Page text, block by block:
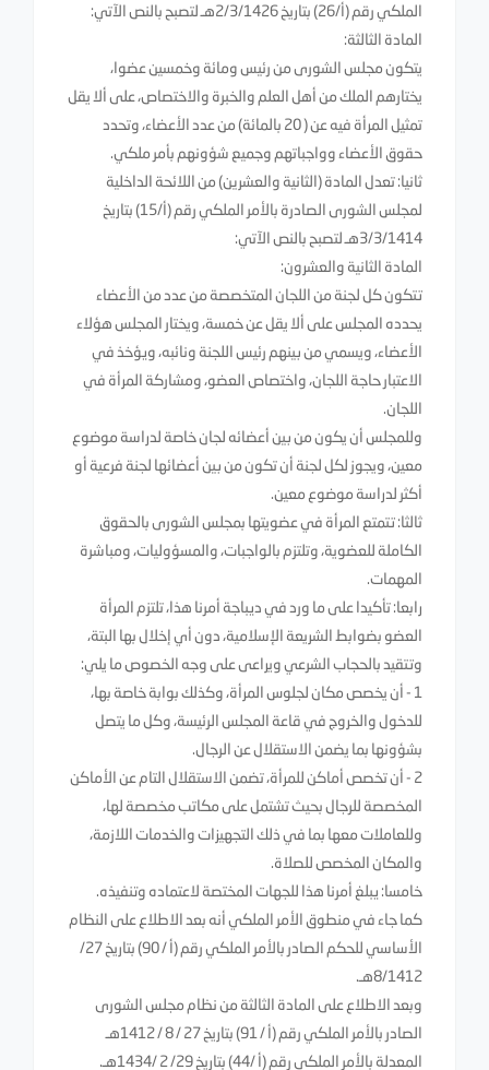
الملكي رقم (أ/26) بتاريخ 2/3/1426هـ لتصبح بالنص الآتي:
المادة الثالثة:
يتكون مجلس الشورى من رئيس ومائة وخمسين عضوا،
يختارهم الملك من أهل العلم والخبرة والاختصاص، على ألا يقل
تمثيل المرأة فيه عن ( 20 بالمائة) من عدد الأعضاء، وتحدد
حقوق الأعضاء وواجباتهم وجميع شؤونهم بأمر ملكي.
ثانيا: تعدل المادة (الثانية والعشرين) من اللائحة الداخلية
لمجلس الشورى الصادرة بالأمر الملكي رقم (أ/15) بتاريخ
3/3/1414هـ لتصبح بالنص الآتي:
المادة الثانية والعشرون:
تتكون كل لجنة من اللجان المتخصصة من عدد من الأعضاء
يحدده المجلس على ألا يقل عن خمسة، ويختار المجلس هؤلاء
الأعضاء، ويسمي من بينهم رئيس اللجنة ونائبه، ويؤخذ في
الاعتبار حاجة اللجان، واختصاص العضو، ومشاركة المرأة في
اللجان.
وللمجلس أن يكون من بين أعضائه لجان خاصة لدراسة موضوع
معين، ويجوز لكل لجنة أن تكون من بين أعضائها لجنة فرعية أو
أكثر لدراسة موضوع معين.
ثالثا: تتمتع المرأة في عضويتها بمجلس الشورى بالحقوق
الكاملة للعضوية، وتلتزم بالواجبات، والمسؤوليات، ومباشرة
المهمات.
رابعا: تأكيدا على ما ورد في ديباجة أمرنا هذا، تلتزم المرأة
العضو بضوابط الشريعة الإسلامية، دون أي إخلال بها البتة،
وتتقيد بالحجاب الشرعي ويراعى على وجه الخصوص ما يلي:
1 - أن يخصص مكان لجلوس المرأة، وكذلك بوابة خاصة بها،
للدخول والخروج في قاعة المجلس الرئيسة، وكل ما يتصل
بشؤونها بما يضمن الاستقلال عن الرجال.
2 - أن تخصص أماكن للمرأة، تضمن الاستقلال التام عن الأماكن
المخصصة للرجال بحيث تشتمل على مكاتب مخصصة لها،
وللعاملات معها بما في ذلك التجهيزات والخدمات اللازمة،
والمكان المخصص للصلاة.
خامسا: يبلغ أمرنا هذا للجهات المختصة لاعتماده وتنفيذه.
كما جاء في منطوق الأمر الملكي أنه بعد الاطلاع على النظام
الأساسي للحكم الصادر بالأمر الملكي رقم (أ / 90) بتاريخ 27/
8/1412هـ.
وبعد الاطلاع على المادة الثالثة من نظام مجلس الشورى
الصادر بالأمر الملكي رقم (أ / 91) بتاريخ 27 / 8 / 1412هـ
المعدلة بالأمر الملكي رقم (أ /44) بتاريخ 29/ 2 /1434هـ.